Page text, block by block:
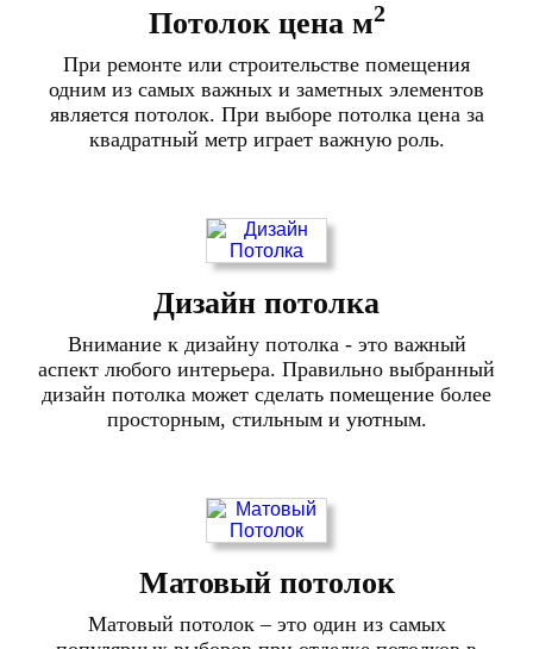
Потолок цена м2
При ремонте или строительстве помещения
одним из самых важных и заметных элементов
является потолок. При выборе потолка цена за
квадратный метр играет важную роль.
Дизайн потолка
Внимание к дизайну потолка - это важный
аспект любого интерьера. Правильно выбранный
дизайн потолка может сделать помещение более
просторным, стильным и уютным.
Матовый потолок
Матовый потолок – это один из самых